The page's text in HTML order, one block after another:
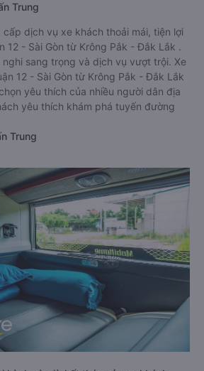
Trung
cấp dịch vụ xe khách thoải mái, tiện lợi
12 - Sài Gòn từ Krông Pắk - Đắk Lắk .
sang trọng và dịch vụ vượt trội. Xe
12 - Sài Gòn từ Krông Pắk - Đắk Lắk
yêu thích của nhiều người dân địa
yêu thích khám phá tuyến đường
Trung